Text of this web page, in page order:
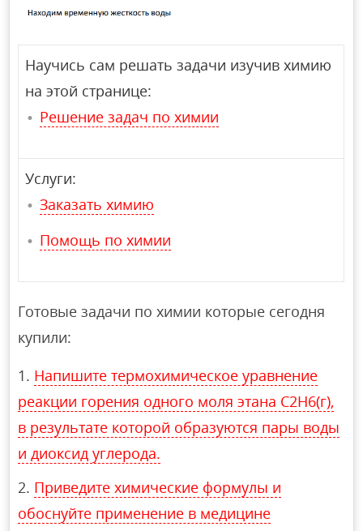
Научись сам решать задачи изучив химию
на этой странице:
Решение задач по химии
Услуги:
Заказать химию
Помощь по химии
Готовые задачи по химии которые сегодня
купили:
Напишите термохимическое уравнение
реакции горения одного моля этана C2H6(г),
в результате которой образуются пары воды
и диоксид углерода.
Приведите химические формулы и
обоснуйте применение в медицине